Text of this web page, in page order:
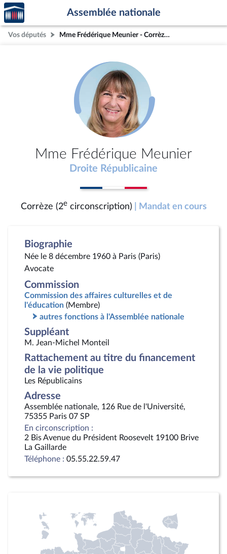
Aller au contenu
Aller en bas de la page
Accèder
à la
page
d'accueil
Assemblée nationale
Vos députés Mme Frédérique Meunier - Corrèze (2e circonscription)
Mme Frédérique Meunier
Droite Républicaine
Corrèze (2ecirconscription) | Mandat en cours
Biographie
Née le 8 décembre 1960 à Paris (Paris)
Avocate
Commission
Commission des affaires culturelles et de
l'éducation (Membre)
autres fonctions à l'Assemblée nationale
Suppléant
M. Jean-Michel Monteil
Rattachement au titre du financement
de la vie politique
Les Républicains
Adresse
Assemblée nationale, 126 Rue de l'Université,
75355 Paris 07 SP
En circonscription :
2 Bis Avenue du Président Roosevelt 19100 Brive
La Gaillarde
Téléphone : 05.55.22.59.47